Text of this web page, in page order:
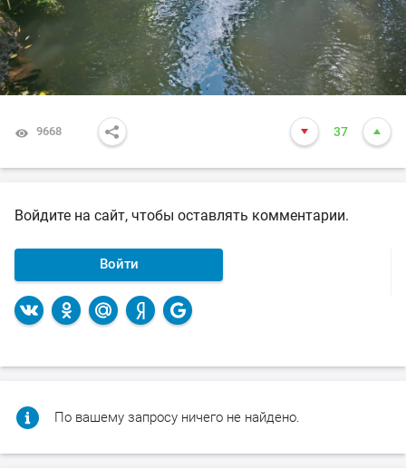
9668 37
Войдите на сайт, чтобы оставлять комментарии.
Войти
По вашему запросу ничего не найдено.